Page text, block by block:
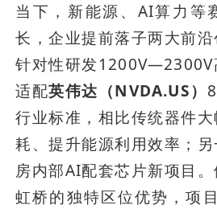
当下，新能源、AI算力等
长，企业提前落子两大前
针对性研发1200V—2300V
适配英伟达（NVDA.US）
行业标准，相比传统器件
耗、提升能源利用效率；
房内部AI配套芯片新项目
虹桥的独特区位优势，项